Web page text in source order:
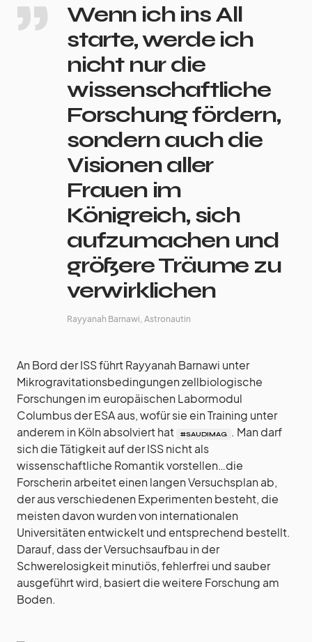
Wenn ich ins All
starte, werde ich
nicht nur die
wissenschaftliche
Forschung fördern,
sondern auch die
Visionen aller
Frauen im
Königreich, sich
aufzumachen und
größere Träume zu
verwirklichen
Rayyanah Barnawi, Astronautin
An Bord der ISS führt Rayyanah Barnawi unter
Mikrogravitationsbedingungen zellbiologische
Forschungen im europäischen Labormodul
Columbus der ESA aus, wofür sie ein Training unter
anderem in Köln absolviert hat
#SAUDIMAG
. Man darf
sich die Tätigkeit auf der ISS nicht als
wissenschaftliche Romantik vorstellen…die
Forscherin arbeitet einen langen Versuchsplan ab,
der aus verschiedenen Experimenten besteht, die
meisten davon wurden von internationalen
Universitäten entwickelt und entsprechend bestellt.
Darauf, dass der Versuchsaufbau in der
Schwerelosigkeit minutiös, fehlerfrei und sauber
ausgeführt wird, basiert die weitere Forschung am
Boden.